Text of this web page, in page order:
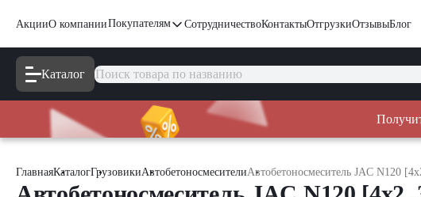
АкцииО компанииПокупателям СотрудничествоКонтактыОтгрузкиОтзывыБлог
Каталог
ГлавнаяКаталогГрузовикиАвтобетоносмесителиАвтобетоносмеситель JAC N120